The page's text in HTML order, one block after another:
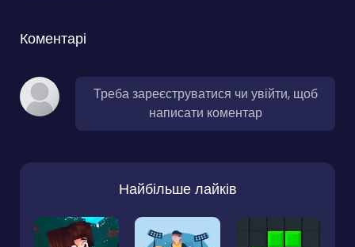
Коментарі
Треба зареєструватися чи увійти, щоб
написати коментар
Найбільше лайків